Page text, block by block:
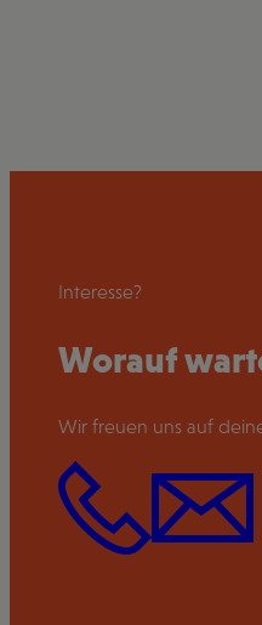
Interesse?
Worauf
Wir freuen uns auf